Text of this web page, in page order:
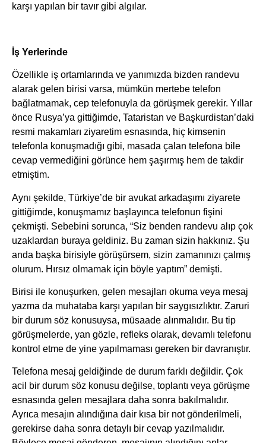
karşı yapılan bir tavır gibi algılar.
İş Yerlerinde
Özellikle iş ortamlarında ve yanımızda bizden randevu
alarak gelen birisi varsa, mümkün mertebe telefon
bağlatmamak, cep telefonuyla da görüşmek gerekir. Yıllar
önce Rusya’ya gittiğimde, Tataristan ve Başkurdistan’daki
resmi makamları ziyaretim esnasında, hiç kimsenin
telefonla konuşmadığı gibi, masada çalan telefona bile
cevap vermediğini görünce hem şaşırmış hem de takdir
etmiştim.
Aynı şekilde, Türkiye’de bir avukat arkadaşımı ziyarete
gittiğimde, konuşmamız başlayınca telefonun fişini
çekmişti. Sebebini sorunca, “Siz benden randevu alıp çok
uzaklardan buraya geldiniz. Bu zaman sizin hakkınız. Şu
anda başka birisiyle görüşürsem, sizin zamanınızı çalmış
olurum. Hırsız olmamak için böyle yaptım” demişti.
Birisi ile konuşurken, gelen mesajları okuma veya mesaj
yazma da muhataba karşı yapılan bir saygısızlıktır. Zaruri
bir durum söz konusuysa, müsaade alınmalıdır. Bu tip
görüşmelerde, yan gözle, refleks olarak, devamlı telefonu
kontrol etme de yine yapılmaması gereken bir davranıştır.
Telefona mesaj geldiğinde de durum farklı değildir. Çok
acil bir durum söz konusu değilse, toplantı veya görüşme
esnasında gelen mesajlara daha sonra bakılmalıdır.
Ayrıca mesajın alındığına dair kısa bir not gönderilmeli,
gerekirse daha sonra detaylı bir cevap yazılmalıdır.